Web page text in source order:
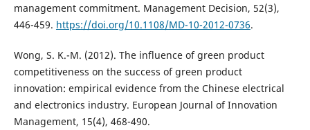
management commitment. Management Decision, 52(3),
446-459. https://doi.org/10.1108/MD-10-2012-0736.
Wong, S. K.-M. (2012). The influence of green product
competitiveness on the success of green product
innovation: empirical evidence from the Chinese electrical
and electronics industry. European Journal of Innovation
Management, 15(4), 468-490.